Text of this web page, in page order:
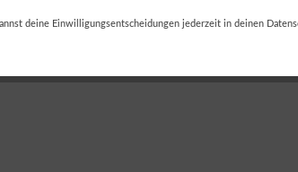
deine Einwilligungsentscheidungen jederzeit in deinen